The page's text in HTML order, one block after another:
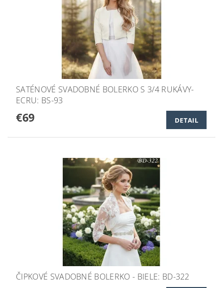
SATÉNOVÉ SVADOBNÉ BOLERKO S 3/4 RUKÁVY-
ECRU: BS-93
€69 DETAIL
ČIPKOVÉ SVADOBNÉ BOLERKO - BIELE: BD-322